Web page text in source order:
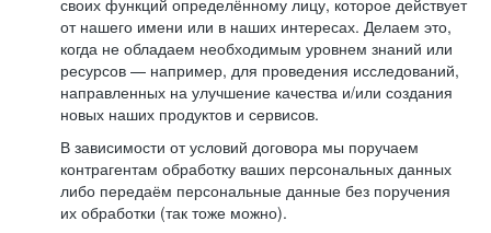
своих функций определённому лицу, которое действует
от нашего имени или в наших интересах. Делаем это,
когда не обладаем необходимым уровнем знаний или
ресурсов — например, для проведения исследований,
направленных на улучшение качества и/или создания
новых наших продуктов и сервисов.
В зависимости от условий договора мы поручаем
контрагентам обработку ваших персональных данных
либо передаём персональные данные без поручения
их обработки (так тоже можно).